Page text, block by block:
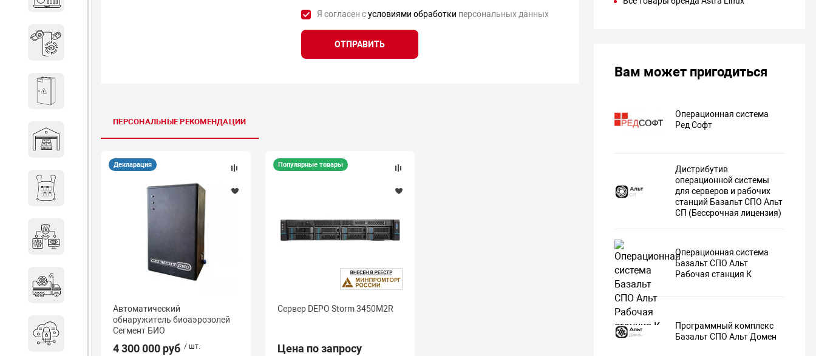
Складское оборудование
Снаряжение и экипировка
Средства защиты информации
Я согласен сусловиями обработки персональных данных
ОТПРАВИТЬ
ПЕРСОНАЛЬНЫЕ РЕКОМЕНДАЦИИ
Декларация
Автоматический
обнаружитель биоаэрозолей
Сегмент БИО
4 300 000 руб / шт.
Популярные товары
Сервер DEPO Storm 3450M2R
Цена по запросу
Вам может пригодиться
Операционная система
Ред Софт
Дистрибутив
операционной системы
для серверов и рабочих
станций Базальт СПО Альт
СП (Бессрочная лицензия)
Операционная система
Базальт СПО Альт
Рабочая станция К
Программный комплекс
Базальт СПО Альт Домен